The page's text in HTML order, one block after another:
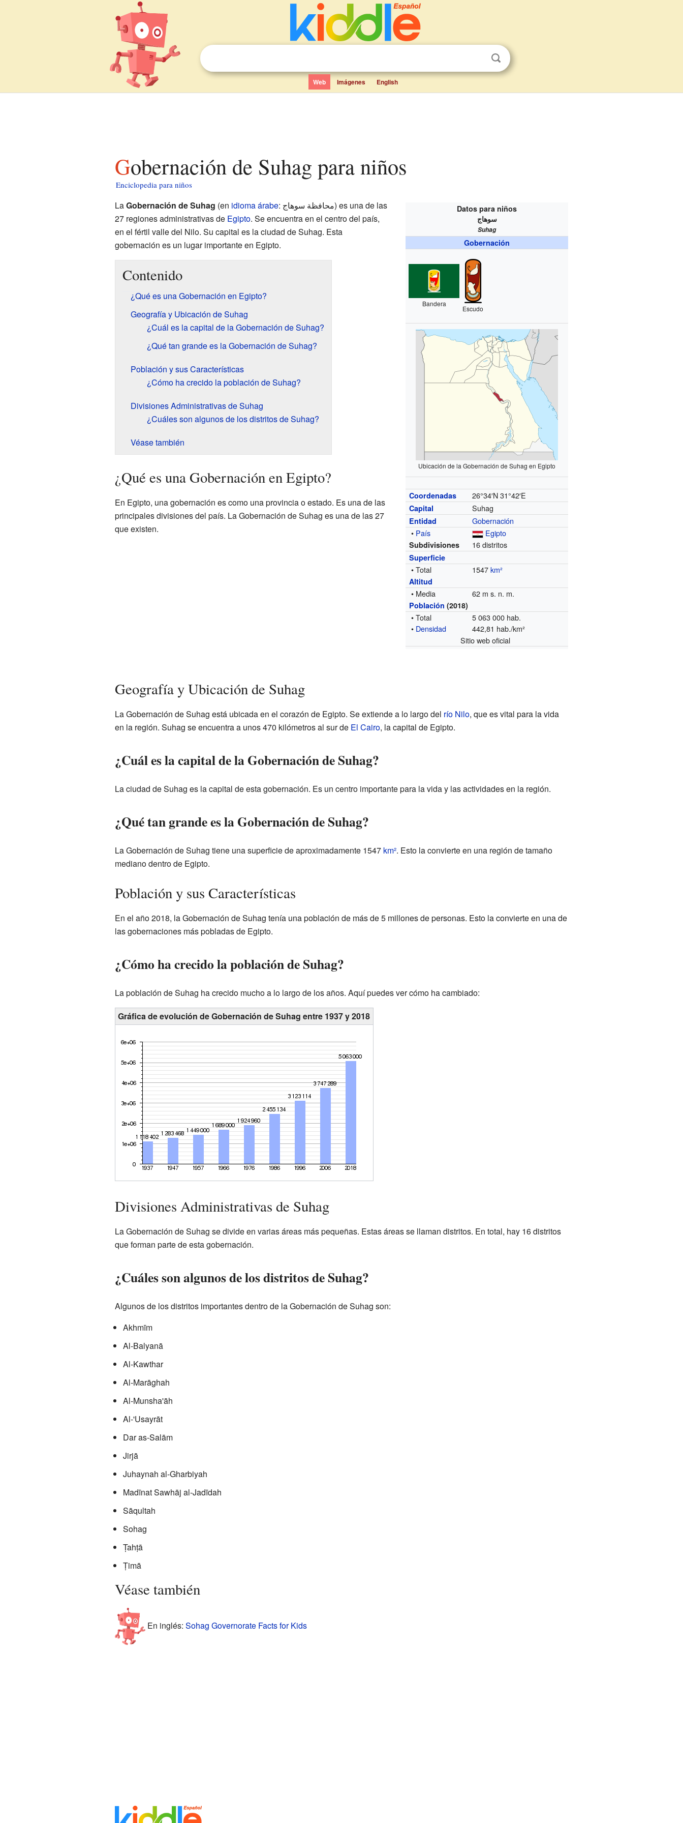
Web Imágenes English
Gobernación de Suhag para niños
Enciclopedia para niños
Datos para niños
سوهاج
Suhag
Gobernación
Bandera
Escudo
Ubicación de la Gobernación de Suhag en Egipto
Coordenadas 26°34′N 31°42′E
Capital Suhag
Entidad
Gobernación
• País Egipto
Subdivisiones 16 distritos
Superficie
• Total 1547km²
Altitud
• Media 62 m s. n. m.
Población (2018)
• Total
5 063 000 hab.
• Densidad
442,81 hab./km²
Sitio web oficial
LaGobernación de Suhag (en idioma árabe: محافظة سوهاج) es una de las
27 regiones administrativas de Egipto. Se encuentra en el centro del país,
en el fértil valle del Nilo. Su capital es la ciudad de Suhag. Esta
gobernación es un lugar importante en Egipto.
Contenido
¿Qué es una Gobernación en Egipto?
Geografía y Ubicación de Suhag
¿Cuál es la capital de la Gobernación de Suhag?
¿Qué tan grande es la Gobernación de Suhag?
Población y sus Características
¿Cómo ha crecido la población de Suhag?
Divisiones Administrativas de Suhag
¿Cuáles son algunos de los distritos de Suhag?
Véase también
¿Qué es una Gobernación en Egipto?
En Egipto, una gobernación es como una provincia o estado. Es una de las
principales divisiones del país. La Gobernación de Suhag es una de las 27
que existen.
Geografía y Ubicación de Suhag
La Gobernación de Suhag está ubicada en el corazón de Egipto. Se extiende a lo largo del río Nilo, que es vital para la vida
en la región. Suhag se encuentra a unos 470 kilómetros al sur de El Cairo, la capital de Egipto.
¿Cuál es la capital de la Gobernación de Suhag?
La ciudad de Suhag es la capital de esta gobernación. Es un centro importante para la vida y las actividades en la región.
¿Qué tan grande es la Gobernación de Suhag?
La Gobernación de Suhag tiene una superficie de aproximadamente 1547 km². Esto la convierte en una región de tamaño
mediano dentro de Egipto.
Población y sus Características
En el año 2018, la Gobernación de Suhag tenía una población de más de 5 millones de personas. Esto la convierte en una de
las gobernaciones más pobladas de Egipto.
¿Cómo ha crecido la población de Suhag?
La población de Suhag ha crecido mucho a lo largo de los años. Aquí puedes ver cómo ha cambiado:
Gráfica de evolución de Gobernación de Suhag entre 1937 y 2018
Divisiones Administrativas de Suhag
La Gobernación de Suhag se divide en varias áreas más pequeñas. Estas áreas se llaman distritos. En total, hay 16 distritos
que forman parte de esta gobernación.
¿Cuáles son algunos de los distritos de Suhag?
Algunos de los distritos importantes dentro de la Gobernación de Suhag son:
Akhmīm
Al-Balyanā
Al-Kawthar
Al-Marāghah
Al-Munsha'āh
Al-'Usayrāt
Dar as-Salām
Jirjā
Juhaynah al-Gharbiyah
Madīnat Sawhāj al-Jadīdah
Sāqultah
Sohag
Ṭahṭā
Ṭimā
Véase también
En inglés: Sohag Governorate Facts for Kids